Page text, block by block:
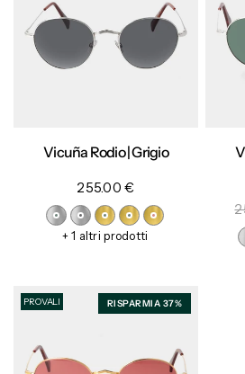
Vicuña Rodio | Grigio
255.00 €
+ 1 altri prodotti
RISPARMIA 37%
PROVALI